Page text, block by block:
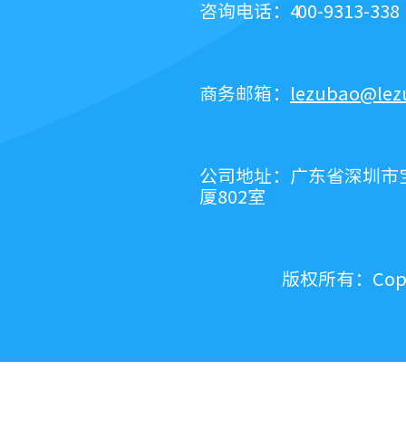
咨询电话：400-9313-338
商务邮箱：
公司地址：广东省深圳
厦802室
版权所有：